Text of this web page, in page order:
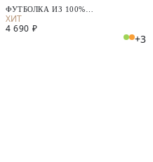
ФУТБОЛКА ИЗ 100%
МЕРСЕРИЗИРОВАННОГО ХЛОПКА
4 690 ₽
+3